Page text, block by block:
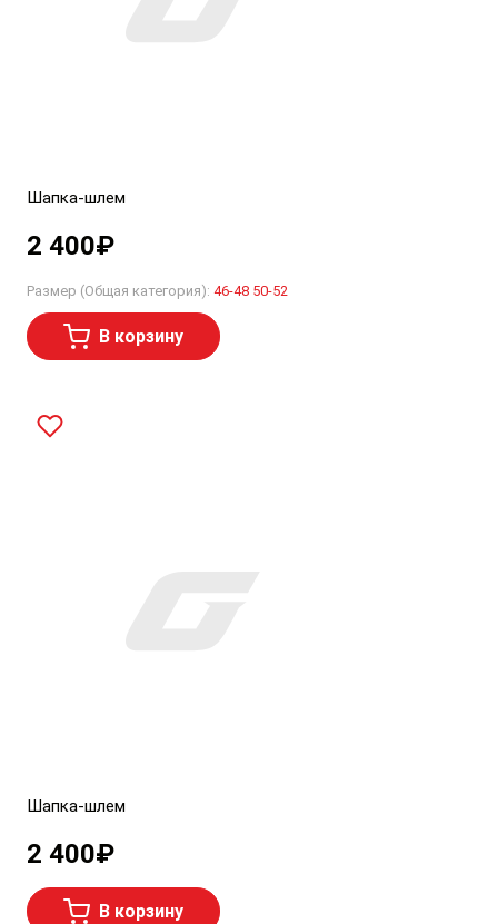
Шапка-шлем
2 400₽
Размер (Общая категория): 46-48 50-52
В корзину
Шапка-шлем
2 400₽
В корзину